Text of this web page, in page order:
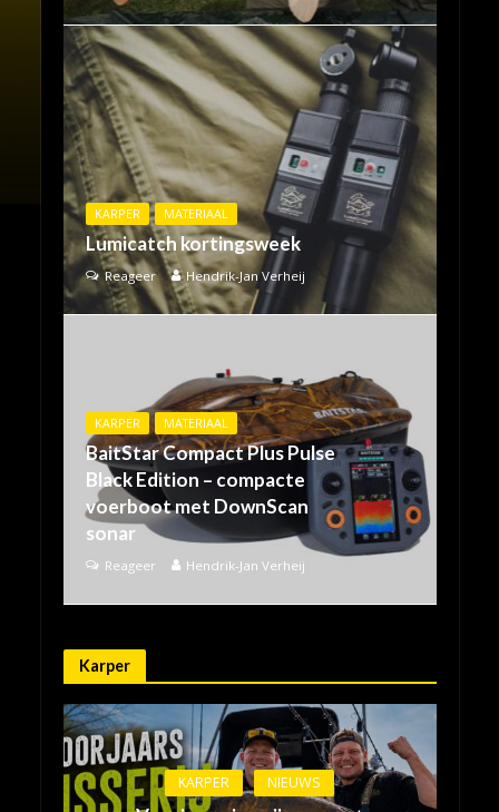
KARPER MATERIAAL
Lumicatch kortingsweek
Reageer Hendrik-Jan Verheij
KARPER MATERIAAL
BaitStar Compact Plus Pulse
Black Edition – compacte
voerboot met DownScan
sonar
Reageer Hendrik-Jan Verheij
Karper
KARPER NIEUWS